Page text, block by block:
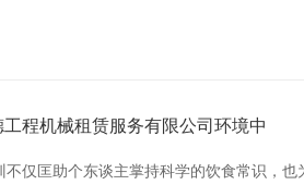
程机械租赁服务有限公司环境中
仅匡助个东谈主掌持科学的饮食常识，